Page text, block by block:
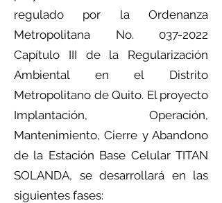
regulado por la Ordenanza
Metropolitana No. 037-2022
Capítulo III de la Regularización
Ambiental en el Distrito
Metropolitano de Quito. El proyecto
Implantación, Operación,
Mantenimiento, Cierre y Abandono
de la Estación Base Celular TITAN
SOLANDA, se desarrollará en las
siguientes fases: